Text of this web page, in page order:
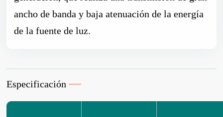
ancho de banda y baja atenuación de la energía
de la fuente de luz.
Especificación